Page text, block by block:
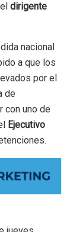
dirigente
nacional
a que los
por el
de
con uno de
Ejecutivo